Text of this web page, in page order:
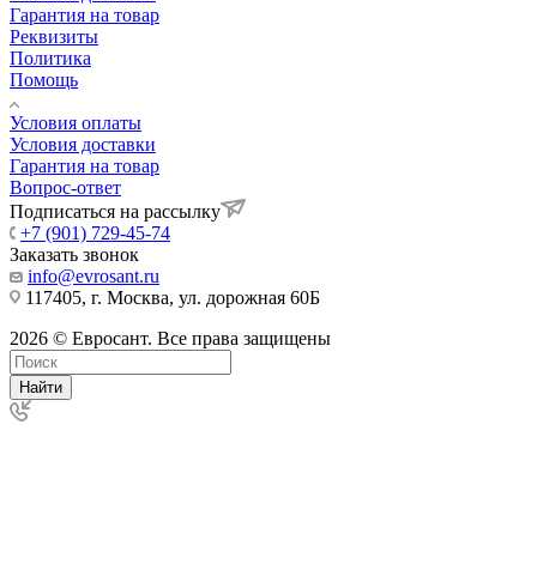
Гарантия на товар
Реквизиты
Политика
Помощь
Условия оплаты
Условия доставки
Гарантия на товар
Вопрос-ответ
Подписаться на рассылку
+7 (901) 729-45-74
Заказать звонок
info@evrosant.ru
117405, г. Москва, ул. дорожная 60Б
2026 © Евросант. Все права защищены
Найти